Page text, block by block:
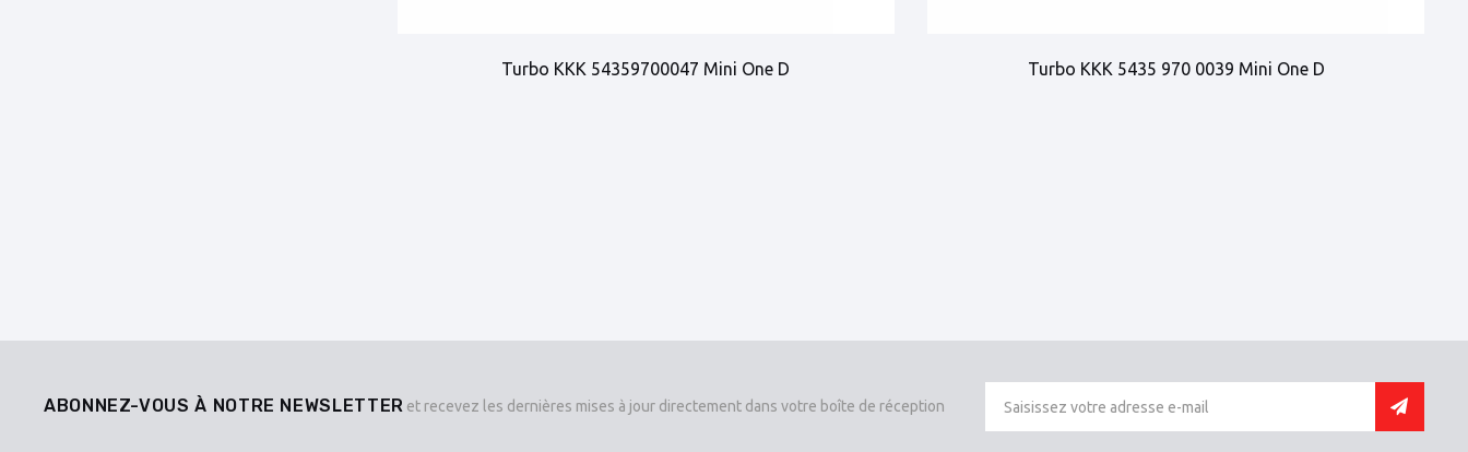
Turbo KKK 54359700047 Mini One D Turbo KKK 5435 970 0039 Mini One D
ABONNEZ-VOUS À NOTRE NEWSLETTER et recevez les dernières mises à jour directement dans votre boîte de réception